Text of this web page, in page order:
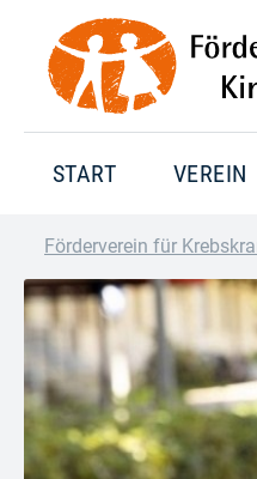
START VEREIN
Förderverein für